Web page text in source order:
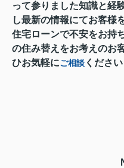
って参りました知識と経
し最新の情報にてお客様
住宅ローンで不安をお持
の住み替えをお考えのお
ひお気軽にご相談 ください